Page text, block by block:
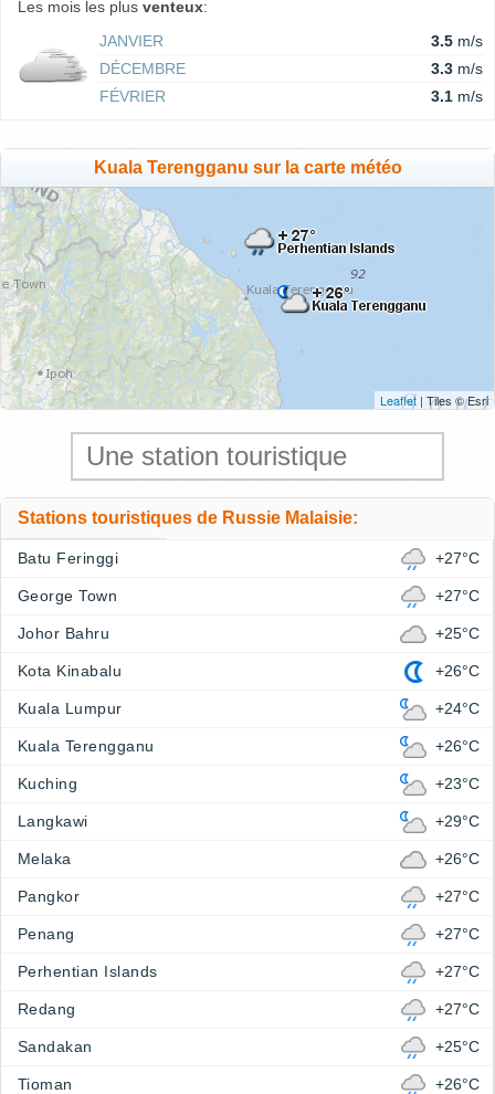
Les mois les plus venteux:
JANVIER
3.5 m/s
DÉCEMBRE
3.3 m/s
FÉVRIER
3.1 m/s
Kuala Terengganu sur la carte météo
Leaflet | Tiles © Esri
Stations touristiques de Russie Malaisie:
Batu Feringgi +27°C
George Town +27°C
Johor Bahru +25°C
Kota Kinabalu +26°C
Kuala Lumpur +24°C
Kuala Terengganu +26°C
Kuching +23°C
Langkawi +29°C
Melaka +26°C
Pangkor +27°C
Penang +27°C
Perhentian Islands +27°C
Redang +27°C
Sandakan +25°C
Tioman +26°C